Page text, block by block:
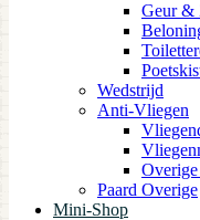
Geur &
Wedstrijd
Anti-Vliegen
Paard Overige
Mini-Shop